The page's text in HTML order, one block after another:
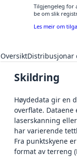
Tilgjengeleg for
be om slik
Les meir om
OversiktDistribusjonar
Skildring
Høydedata gir en
overflate.
laserskanning
har varierende
Fra punktskyene
format av terreng